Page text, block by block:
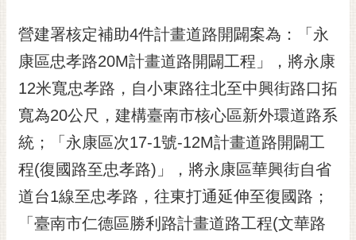
黃
偉
哲
光
花
泉
桐
花
營建署核定補助4件計畫道路開闢案為：「永
康區忠孝路20M計畫道路開闢工程」，將永康
12米寬忠孝路，自小東路往北至中興街路口拓
寬為20公尺，建構臺南市核心區新外環道路系
統；「永康區次17-1號-12M計畫道路開闢工
程(復國路至忠孝路)」，將永康區華興街自省
道台1線至忠孝路，往東打通延伸至復國路；
「臺南市仁德區勝利路計畫道路工程(文華路